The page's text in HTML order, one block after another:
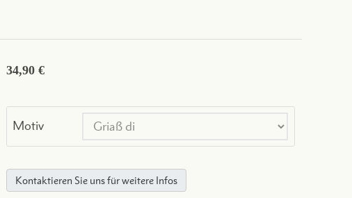
34,90 €
Motiv
Kontaktieren Sie uns für weitere Infos